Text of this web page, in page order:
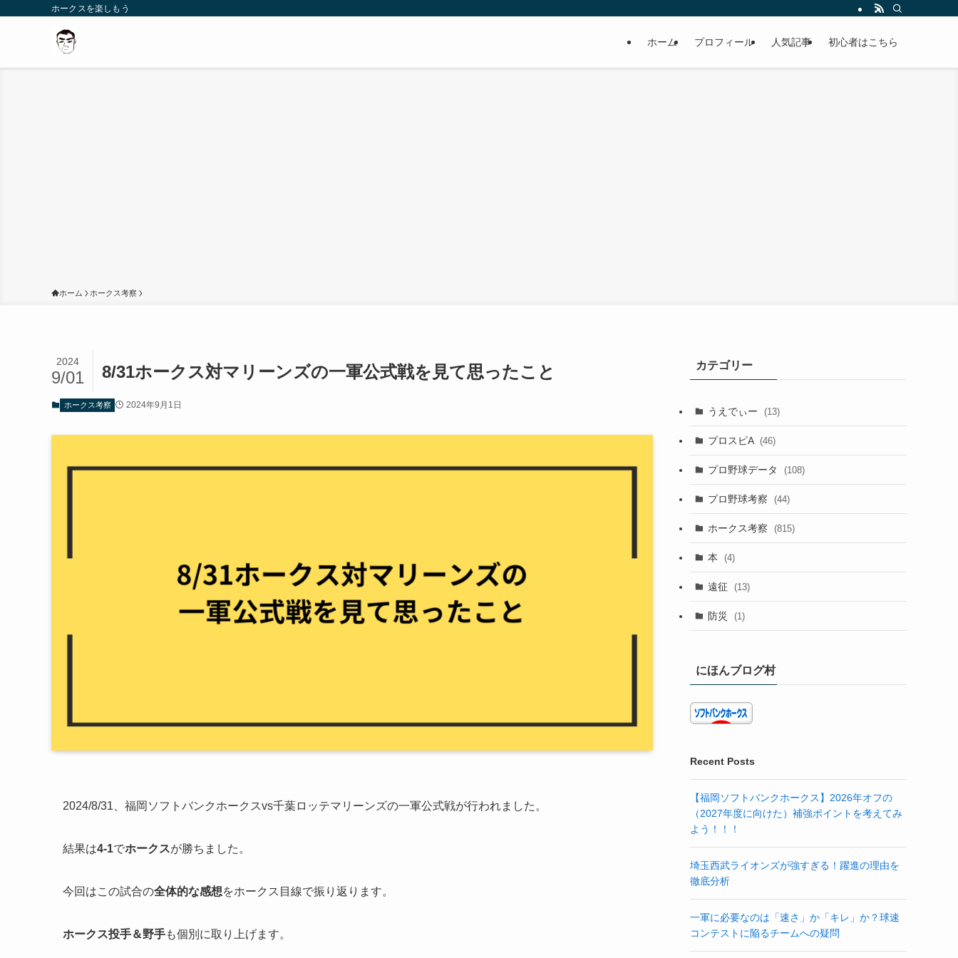
ホークスを楽しもう
ホーム プロフィール 人気記事 初心者はこちら
ホーム ホークス考察
8/31ホークス対マリーンズの一軍公式戦を見て思ったこと
2024
9/01
ホークス考察 2024年9月1日
2024/8/31、福岡ソフトバンクホークスvs千葉ロッテマリーンズの一軍公式戦が行われました。
結果は4-1でホークスが勝ちました。
今回はこの試合の全体的な感想をホークス目線で振り返ります。
ホークス投手＆野手も個別に取り上げます。
カテゴリー
うえでぃー (13)
プロスピA (46)
プロ野球データ (108)
プロ野球考察 (44)
ホークス考察 (815)
本 (4)
遠征 (13)
防災 (1)
にほんブログ村
Recent Posts
【福岡ソフトバンクホークス】2026年オフの
（2027年度に向けた）補強ポイントを考えてみ
よう！！！
埼玉西武ライオンズが強すぎる！躍進の理由を
徹底分析
一軍に必要なのは「速さ」か「キレ」か？球速
コンテストに陥るチームへの疑問